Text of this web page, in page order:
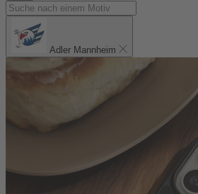
Adler Mannheim